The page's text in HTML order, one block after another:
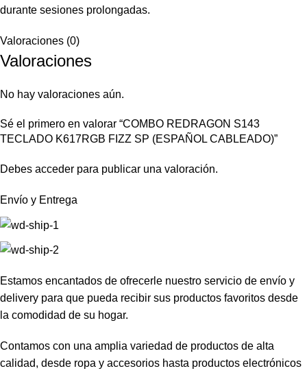
durante sesiones prolongadas.
Valoraciones (0)
Valoraciones
No hay valoraciones aún.
Sé el primero en valorar “COMBO REDRAGON S143
TECLADO K617RGB FIZZ SP (ESPAÑOL CABLEADO)”
Debes acceder para publicar una valoración.
Envío y Entrega
Estamos encantados de ofrecerle nuestro servicio de envío y
delivery para que pueda recibir sus productos favoritos desde
la comodidad de su hogar.
Contamos con una amplia variedad de productos de alta
calidad, desde ropa y accesorios hasta productos electrónicos